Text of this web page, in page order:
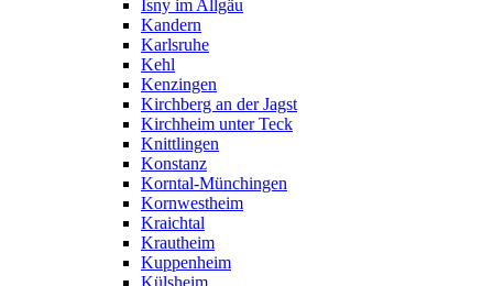
Isny im Allgäu
Kandern
Karlsruhe
Kehl
Kenzingen
Kirchberg an der Jagst
Kirchheim unter Teck
Knittlingen
Konstanz
Korntal-Münchingen
Kornwestheim
Kraichtal
Krautheim
Kuppenheim
Külsheim